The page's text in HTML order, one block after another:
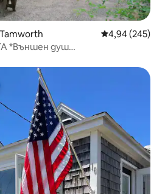
Средна
4,94 (245)
*Външен душ